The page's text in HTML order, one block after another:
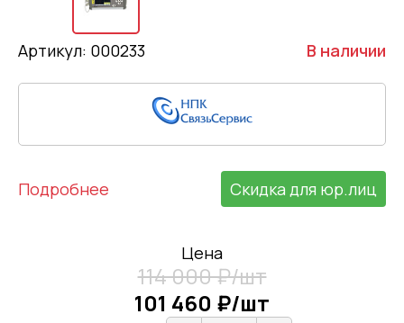
Артикул: 000233 В наличии
Подробнее Скидка для юр.лиц
Цена
114 000 ₽/шт
101 460 ₽/шт